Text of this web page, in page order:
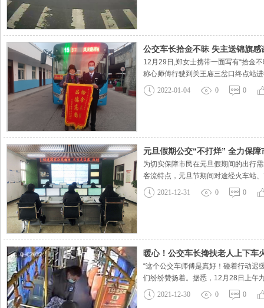
公交车长拾金不昧 失主送锦旗感
12月29日,郑女士携带一面写有“拾金
称心师傅行驶到关王庙三岔口终点站
失物品后肯定非常着急，便第一时间
法，来到汝河桥停保场站务室。到站务
2022-01-04 0 0
元旦假期公交“不打烊” 全力保
为切实保障市民在元旦假期间的出行
客流特点，元旦节期间对途经火车站
候车时间。提前部署，组织人员对所
态，严禁带病车辆上线运营。节日
2021-12-31 0 0
暖心！公交车长搀扶老人上下车
“这个公交车师傅是真好！碰着行动迟
们纷纷赞扬着。据悉，12月28日上午
起了王聪的注意。老人行动十分迟缓
当王师傅行至洪河场站时，看到老
2021-12-30 0 0